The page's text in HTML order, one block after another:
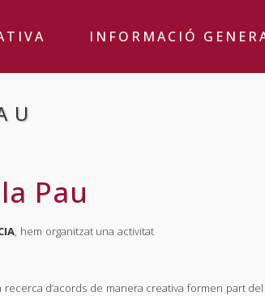
INFORMACIÓ
Pau
, hem organitzat una activitat
d’acords de manera creativa formen part